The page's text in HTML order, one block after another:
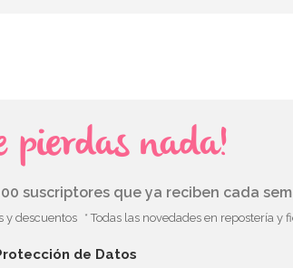
pierdas nada!
suscriptores que ya reciben cada
y descuentos * Todas las novedades en repostería y
de Datos